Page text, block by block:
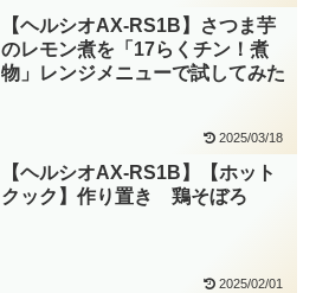
【ヘルシオAX-RS1B】さつま芋
のレモン煮を「17らくチン！煮
物」レンジメニューで試してみた
2025/03/18
【ヘルシオAX-RS1B】【ホット
クック】作り置き 鶏そぼろ
2025/02/01